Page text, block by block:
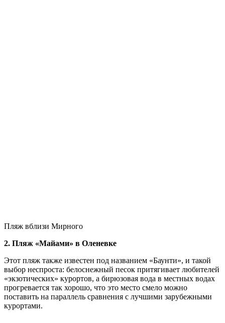
Пляж вблизи Мирного
2. Пляж «Майами» в Оленевке
Этот пляж также известен под названием «Баунти», и такой
выбор неспроста: белоснежный песок притягивает любителей
«экзотических» курортов, а бирюзовая вода в местных водах
прогревается так хорошо, что это место смело можно
поставить на параллель сравнения с лучшими зарубежными
курортами.